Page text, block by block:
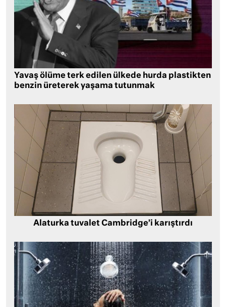
Yavaş ölüme terk edilen ülkede hurda plastikten
benzin üreterek yaşama tutunmak
Alaturka tuvalet Cambridge’i karıştırdı